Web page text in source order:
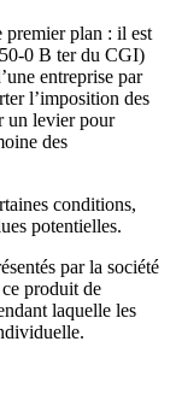
premier plan : il est
0 B ter du CGI)
entreprise par
l’imposition des
un levier pour
des
conditions,
potentielles.
par la société
produit de
laquelle les